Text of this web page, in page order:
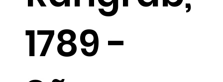
1789 -